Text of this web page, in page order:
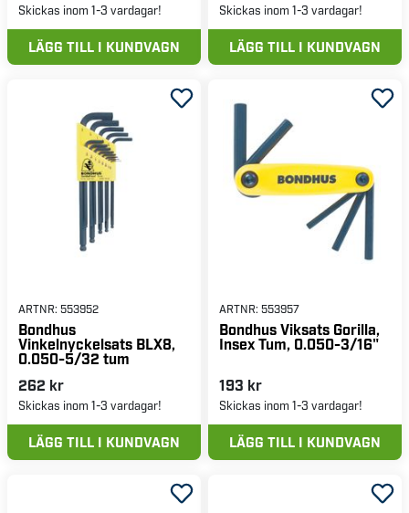
Skickas inom 1-3 vardagar!
LÄGG TILL I KUNDVAGN
Skickas inom 1-3 vardagar!
LÄGG TILL I KUNDVAGN
ARTNR: 553952
Bondhus
Vinkelnyckelsats BLX8,
0.050-5/32 tum
262 kr
Skickas inom 1-3 vardagar!
LÄGG TILL I KUNDVAGN
ARTNR: 553957
Bondhus Viksats Gorilla,
Insex Tum, 0.050-3/16"
193 kr
Skickas inom 1-3 vardagar!
LÄGG TILL I KUNDVAGN